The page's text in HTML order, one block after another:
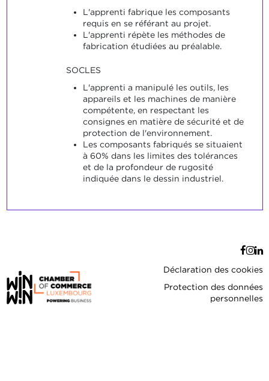
L'apprenti fabrique les composants
requis en se référant au projet.
L'apprenti répète les méthodes de
fabrication étudiées au préalable.
SOCLES
L'apprenti a manipulé les outils, les
appareils et les machines de manière
compétente, en respectant les
consignes en matière de sécurité et de
protection de l'environnement.
Les composants fabriqués se situaient
à 60% dans les limites des tolérances
et de la profondeur de rugosité
indiquée dans le dessin industriel.
Déclaration des cookies
Protection des données
personnelles